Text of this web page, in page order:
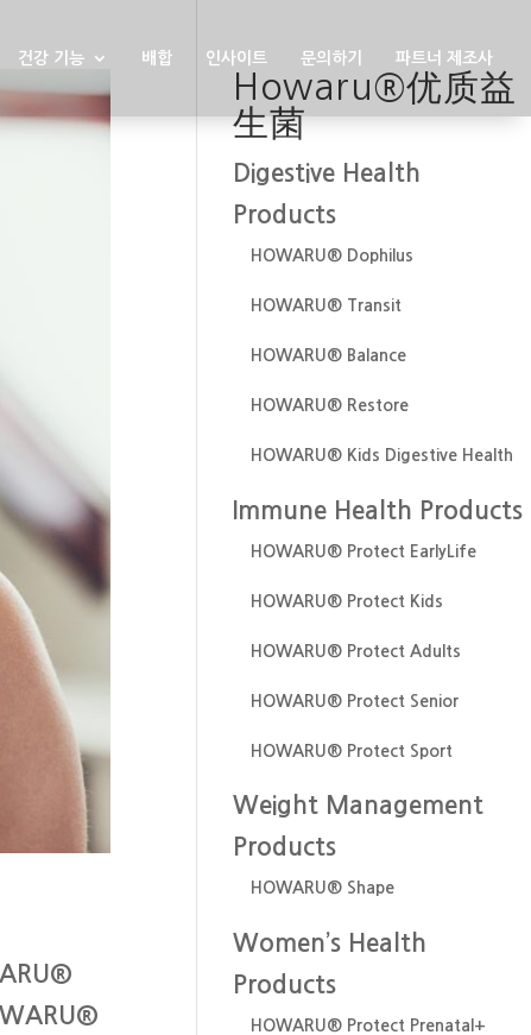
건강 기능 배합 인사이트 문의하기 파트너 제조사
Howaru®优质益
生菌
Digestive Health
Products
HOWARU® Dophilus
HOWARU® Transit
HOWARU® Balance
HOWARU® Restore
HOWARU® Kids Digestive Health
Immune Health Products
HOWARU® Protect EarlyLife
HOWARU® Protect Kids
HOWARU® Protect Adults
HOWARU® Protect Senior
HOWARU® Protect Sport
Weight Management
Products
HOWARU® Shape
Women’s Health
Products
HOWARU® Protect Prenatal+